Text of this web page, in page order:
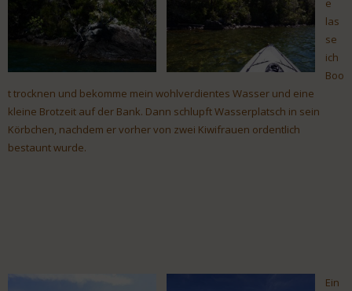
e
las
se
ich
Boo
t trocknen und bekomme mein wohlverdientes Wasser und eine
kleine Brotzeit auf der Bank. Dann schlupft Wasserplatsch in sein
Körbchen, nachdem er vorher von zwei Kiwifrauen ordentlich
bestaunt wurde.
Ein